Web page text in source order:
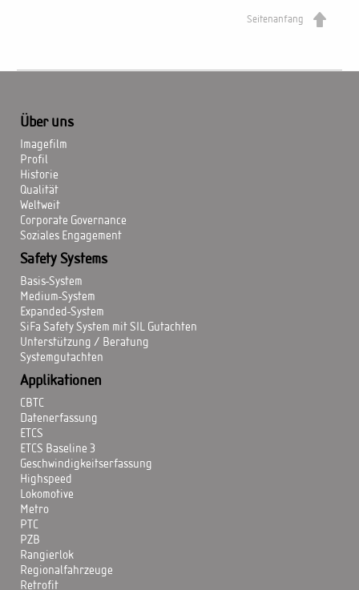
Seitenanfang
Über uns
Imagefilm
Profil
Historie
Qualität
Weltweit
Corporate Governance
Soziales Engagement
Safety Systems
Basis-System
Medium-System
Expanded-System
SiFa Safety System mit SIL Gutachten
Unterstützung / Beratung
Systemgutachten
Applikationen
CBTC
Datenerfassung
ETCS
ETCS Baseline 3
Geschwindigkeitserfassung
Highspeed
Lokomotive
Metro
PTC
PZB
Rangierlok
Regionalfahrzeuge
Retrofit